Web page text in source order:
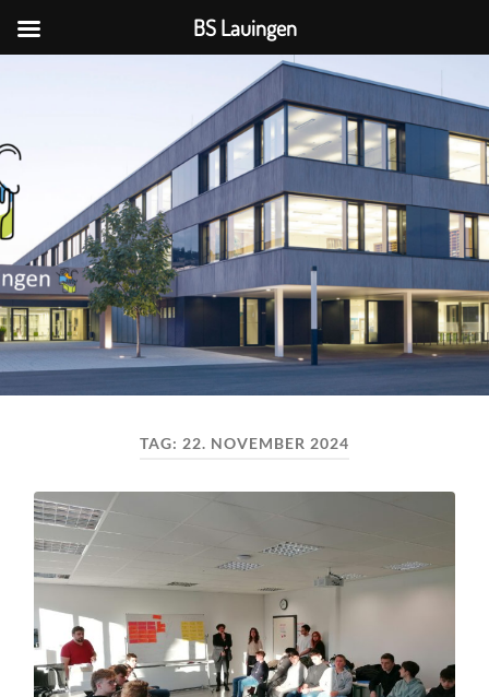
BS
TAG: 22. NOVEMBER 2024
BS Lauingen